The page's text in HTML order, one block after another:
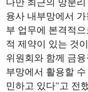
다만 최근의 망분
융사 내부망에서
부 업무에 본격적
적 제약이 있는 것
위원회와 함께 금
부망에서 활용할
민하고 있다"고 전